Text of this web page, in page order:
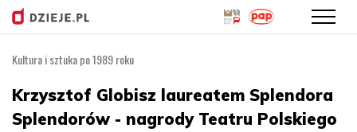
treści
Kultura i sztuka po 1989 roku
Krzysztof Globisz laureatem Splendora
Splendorów - nagrody Teatru Polskiego